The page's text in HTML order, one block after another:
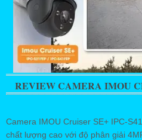
REVIEW CAMERA IMOU
Camera IMOU Cruiser SE+ IPC-
chất lượng cao với độ phân giải